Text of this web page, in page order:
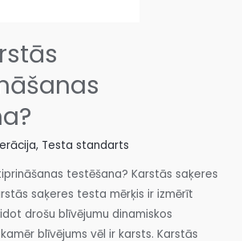
, Testa standarts
testēšana? Karstās saķeres
saķeres testa mērķis ir izmērīt
drošu blīvējumu dinamiskos
blīvējums vēl ir karsts. Karstās